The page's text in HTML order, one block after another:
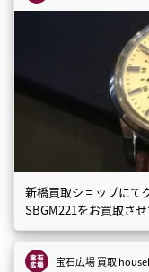
新橋買取ショップにて
SBGM221をお買取さ
宝石広場 買取